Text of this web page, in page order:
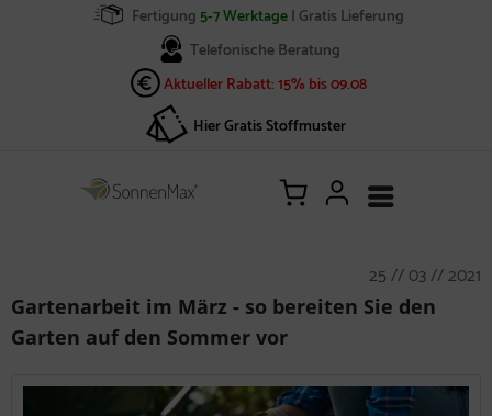
Fertigung 5-7 Werktage| Gratis Lieferung
Telefonische Beratung
Aktueller Rabatt: 15% bis 09.08
Hier Gratis Stoffmuster
25 // 03 // 2021
Gartenarbeit im März - so bereiten Sie den
Garten auf den Sommer vor